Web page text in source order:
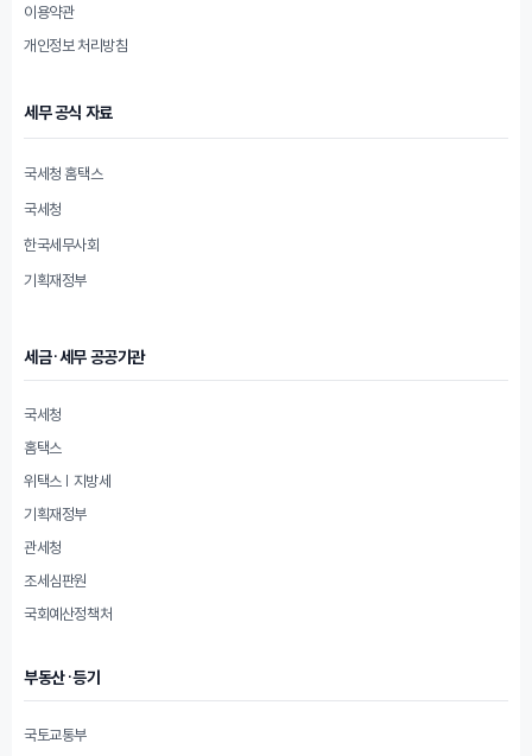
이용약관
개인정보 처리방침
세무 공식 자료
국세청 홈택스
국세청
한국세무사회
기획재정부
세금·세무 공공기관
국세청
홈택스
위택스 | 지방세
기획재정부
관세청
조세심판원
국회예산정책처
부동산·등기
국토교통부